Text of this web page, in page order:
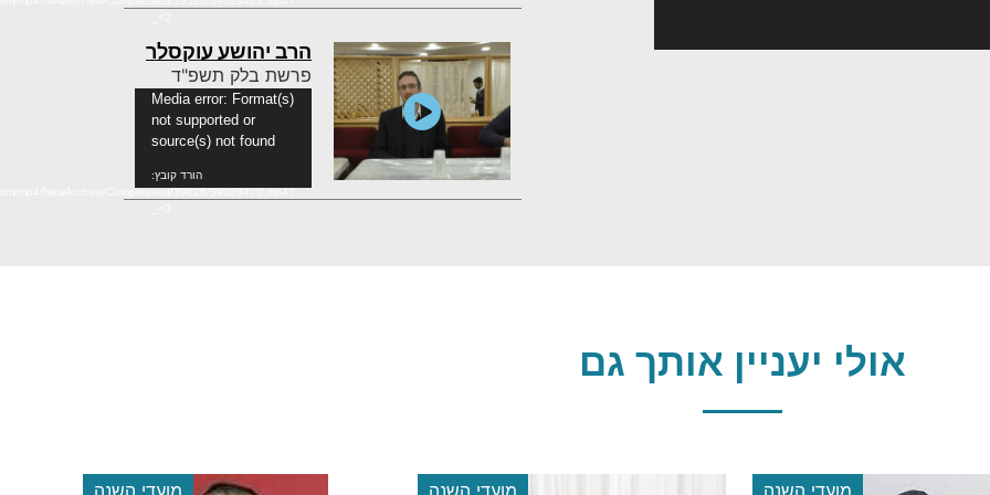
הרב יהושע עוקסלר
פרשת בלק תשפ"ד
Media error: Format(s)
not supported or
source(s) not found
הורד קובץ:
mp4/NewArchive/Compressed/39028/39028470.mp4?
אולי יעניין אותך גם
מועדי השנה מועדי השנה הלכה